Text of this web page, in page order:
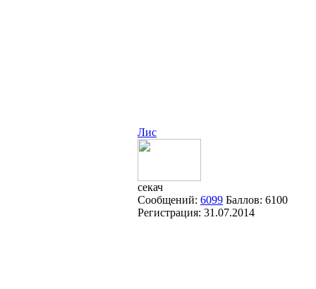
Лис
секач
Сообщений: 6099 Баллов: 6100
Регистрация: 31.07.2014